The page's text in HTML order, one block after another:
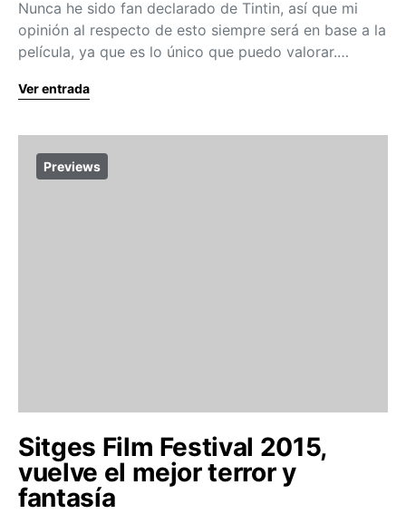
Nunca he sido fan declarado de Tintin, así que mi
opinión al respecto de esto siempre será en base a la
película, ya que es lo único que puedo valorar.…
Ver entrada
Previews
Sitges Film Festival 2015,
vuelve el mejor terror y
fantasía